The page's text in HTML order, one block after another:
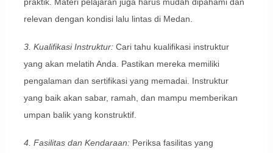
relevan dengan kondisi lalu lintas di Medan.
3. Kualifikasi Instruktur:Cari tahu kualifikasi instruktur
yang akan melatih Anda. Pastikan mereka memiliki
pengalaman dan sertifikasi yang memadai. Instruktur
yang baik akan sabar, ramah, dan mampu memberikan
umpan balik yang konstruktif.
4. Fasilitas dan Kendaraan:Periksa fasilitas yang